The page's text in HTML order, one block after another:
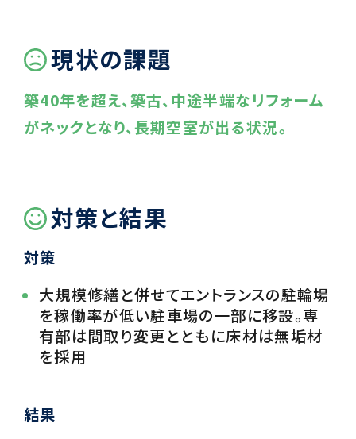
現状の課題
築40年を超え、築古、中途半端なリフォーム
がネックとなり、長期空室が出る状況。
対策と結果
対策
大規模修繕と併せてエントランスの駐輪場
を稼働率が低い駐車場の一部に移設。専
有部は間取り変更とともに床材は無垢材
を採用
結果